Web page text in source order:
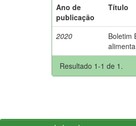
Ano de
publicação
Título
2020
Boletim
Resultado 1-1 de 1.